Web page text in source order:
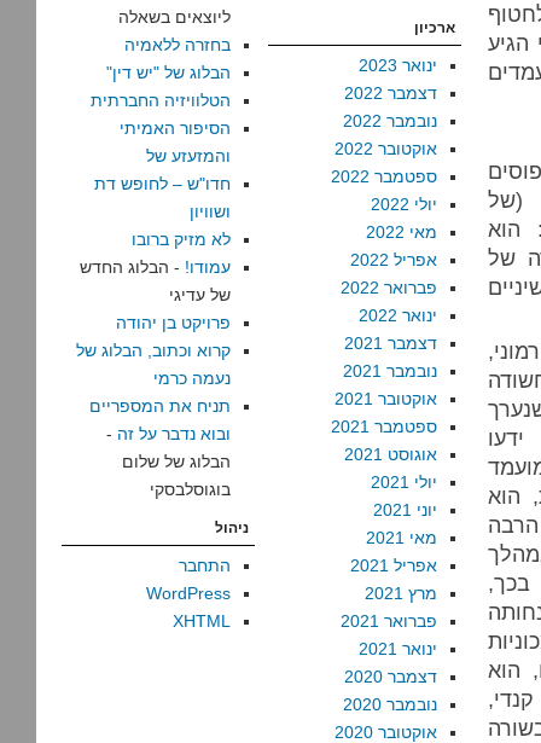
(של
הוא
שורה של
95% ידעו
הוא
בכך,
הוא
ארכיון
ינואר 2023
דצמבר 2022
נובמבר 2022
אוקטובר 2022
ספטמבר 2022
יולי 2022
מאי 2022
אפריל 2022
פברואר 2022
ינואר 2022
דצמבר 2021
נובמבר 2021
אוקטובר 2021
ספטמבר 2021
אוגוסט 2021
יולי 2021
יוני 2021
מאי 2021
אפריל 2021
מרץ 2021
פברואר 2021
ינואר 2021
דצמבר 2020
נובמבר 2020
אוקטובר 2020
ליוצאים בשאלה
בחזרה ללאמיה
הבלוג של "יש דין"
הטלוויזיה החברתית
הסיפור האמיתי
והמזעזע של
חדו"ש – לחופש דת
ושוויון
לא מזיק ברובו
עמודו! - הבלוג החדש
של עדיגי
פרויקט בן יהודה
קרוא וכתוב, הבלוג של
נעמה כרמי
תניח את המספריים
ובוא נדבר על זה -
הבלוג של שלום
בוגוסלבסקי
ניהול
התחבר
WordPress
XHTML